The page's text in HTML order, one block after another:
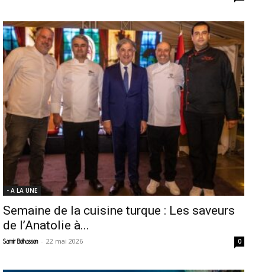
- A LA UNE
Semaine de la cuisine turque : Les saveurs
de l’Anatolie à...
Samir Belhassen - 22 mai 2026 0